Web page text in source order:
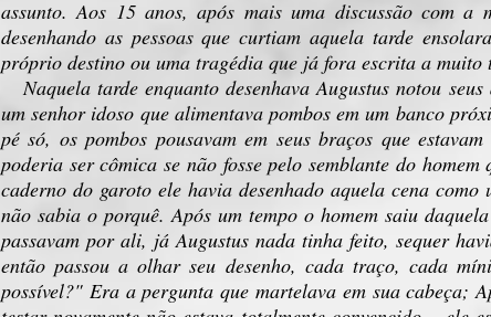
assunto. Aos 15 anos, após mais uma discussão com a
desenhando as pessoas que curtiam aquela tarde
próprio destino ou uma tragédia que já fora escrita a muito
Naquela tarde enquanto desenhava Augustus notou
um senhor idoso que alimentava pombos em um banco
pé só, os pombos pousavam em seus braços que
poderia ser cômica se não fosse pelo semblante do
caderno do garoto ele havia desenhado aquela cena
não sabia o porquê. Após um tempo o homem saiu
passavam por ali, já Augustus nada tinha feito, sequer
então passou a olhar seu desenho, cada traço, cada
possível?" Era a pergunta que martelava em sua cabeça;